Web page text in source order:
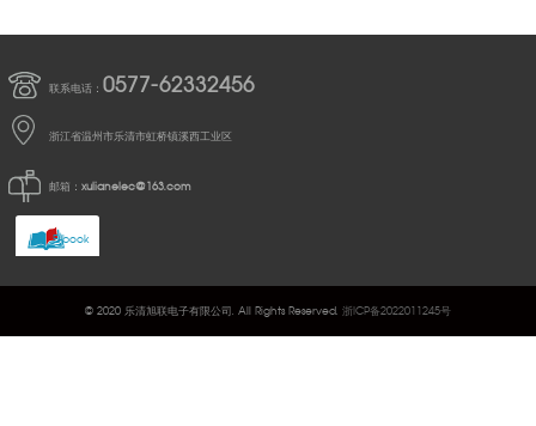
联系电话： 0577-62332456
浙江省温州市乐清市虹桥镇溪西工业区
邮箱： xulianelec@163.com
E-book
© 2020 乐清旭联电子有限公司. All Rights Reserved. 浙ICP备2022011245号